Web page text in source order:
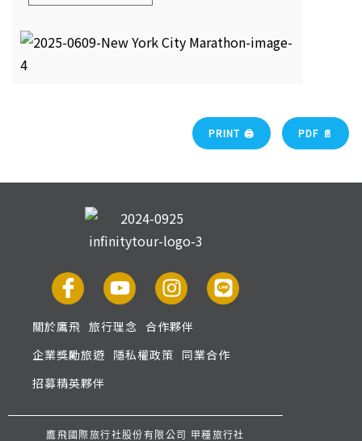
PRINT 🖨 PDF 📄
關於鷹飛 旅行理念 合作夥伴
企業獎勵旅遊 隱私權政策 同業合作
招募精英夥伴
鷹飛國際旅行社股份有限公司 甲種旅行社